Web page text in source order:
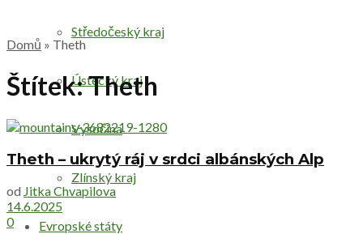
Středočeský kraj
Ústecký kraj
Vysočina
Zlínský kraj
Evropské státy
Domů » Theth
Štítek:Theth
Theth – ukrytý ráj v srdci albánských Alp
od Jitka Chvapilova
14.6.2025
0